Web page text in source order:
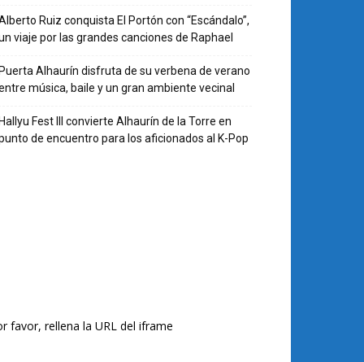
Ruiz conquista El Portón con “Escándalo”,
viaje por las grandes canciones de Raphael
Alhaurín disfruta de su verbena de verano
música, baile y un gran ambiente vecinal
Fest III convierte Alhaurín de la Torre en
de encuentro para los aficionados al K-Pop
favor, rellena la URL del iframe